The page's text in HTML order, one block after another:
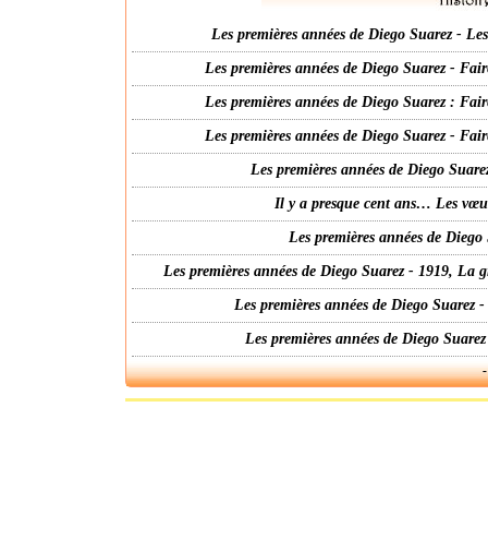
Les premières années de Diego Suarez -
Les premières années de Diego Suarez -
Les premières années de Diego Suarez :
Les premières années de Diego Suarez -
Les premières années de Diego
Il y a presque cent ans… Les
Les premières années de
Les premières années de Diego Suarez - 1919,
Les premières années de Diego
Les premières années de Diego